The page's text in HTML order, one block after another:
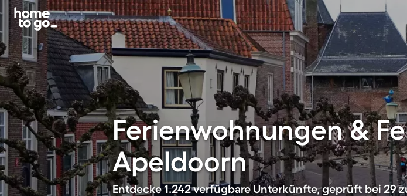
Ferienwohnungen &
Apeldoorn
Entdecke 1.242 verfügbare Unterkünfte, geprüft bei 29